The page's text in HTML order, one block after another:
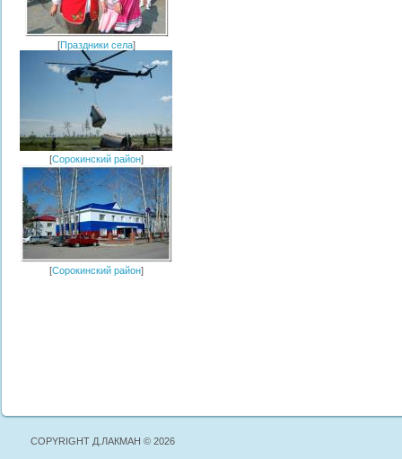
[Праздники села]
[Сорокинский район]
[Сорокинский район]
COPYRIGHT Д.ЛАКМАН © 2026